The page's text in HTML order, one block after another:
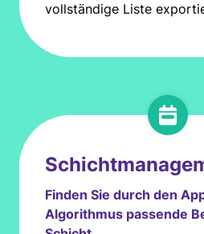
vollständige Liste
Finden Sie durch den
Algorithmus passende